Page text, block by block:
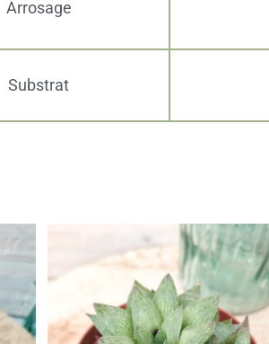
Arrosage
Substrat